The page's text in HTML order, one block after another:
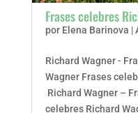
Frases celebres
por Elena Barinova |
Richard Wagner -
Wagner Frases
Richard Wagner –
celebres Richard